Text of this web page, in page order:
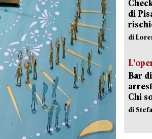
di
di
Bar
Chi
di